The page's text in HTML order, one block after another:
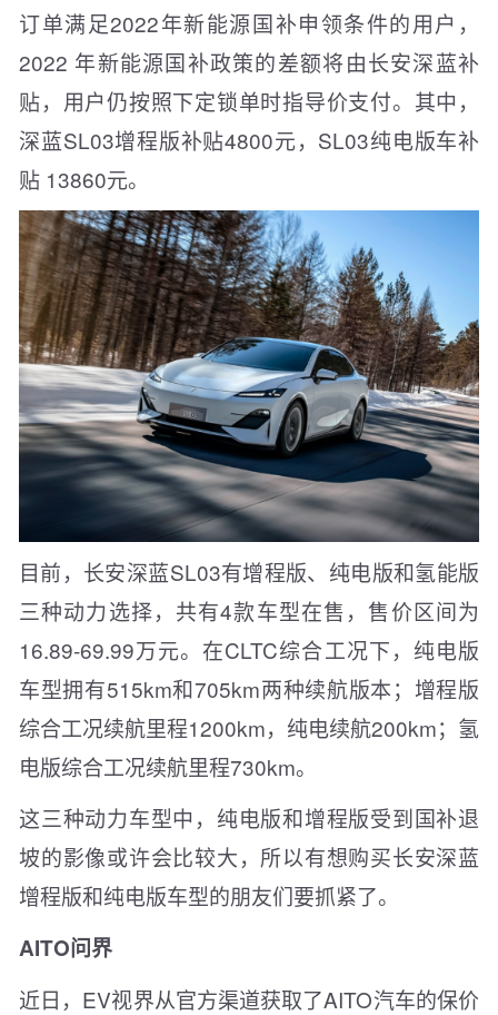
订单满足2022年新能源国补申领条件的用户，
2022 年新能源国补政策的差额将由长安深蓝补
贴，用户仍按照下定锁单时指导价支付。其中，
深蓝SL03增程版补贴4800元，SL03纯电版车补
贴 13860元。
目前，长安深蓝SL03有增程版、纯电版和氢能版
三种动力选择，共有4款车型在售，售价区间为
16.89-69.99万元。在CLTC综合工况下，纯电版
车型拥有515km和705km两种续航版本；增程版
综合工况续航里程1200km，纯电续航200km；氢
电版综合工况续航里程730km。
这三种动力车型中，纯电版和增程版受到国补退
坡的影像或许会比较大，所以有想购买长安深蓝
增程版和纯电版车型的朋友们要抓紧了。
AITO问界
近日，EV视界从官方渠道获取了AITO汽车的保价